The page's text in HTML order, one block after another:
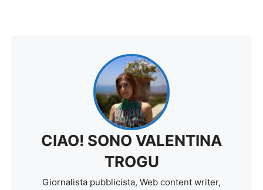
CIAO! SONO VALENTINA
TROGU
Giornalista pubblicista, Web content writer,